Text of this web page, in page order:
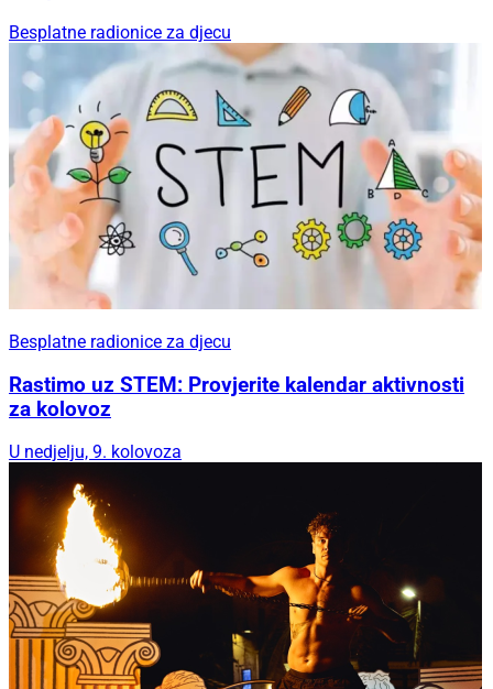
Besplatne radionice za djecu
Besplatne radionice za djecu
Rastimo uz STEM: Provjerite kalendar aktivnosti
za kolovoz
U nedjelju, 9. kolovoza